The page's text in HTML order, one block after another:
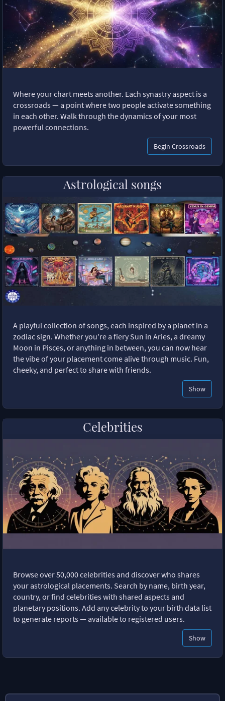
Where your chart meets another. Each synastry aspect is a
crossroads — a point where two people activate something
in each other. Walk through the dynamics of your most
powerful connections.
Begin Crossroads
Astrological songs
A playful collection of songs, each inspired by a planet in a
zodiac sign. Whether you're a fiery Sun in Aries, a dreamy
Moon in Pisces, or anything in between, you can now hear
the vibe of your placement come alive through music. Fun,
cheeky, and perfect to share with friends.
Show
Celebrities
Browse over 50,000 celebrities and discover who shares
your astrological placements. Search by name, birth year,
country, or find celebrities with shared aspects and
planetary positions. Add any celebrity to your birth data list
to generate reports — available to registered users.
Show